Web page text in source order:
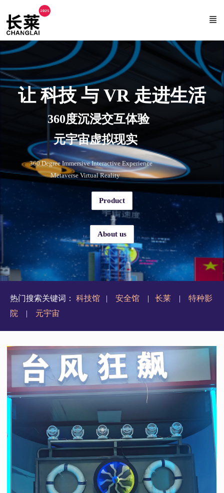
让 科技 与 VR 走进生活
360度沉浸交互体验
元宇宙虚拟现实
360 Degree Immersive Interactive Experience
Metaverse Virtual Reality
Product
About us
热门搜索关键词： 科技馆 | 安全馆 | 长莱 | 特种影
院 | 元宇宙